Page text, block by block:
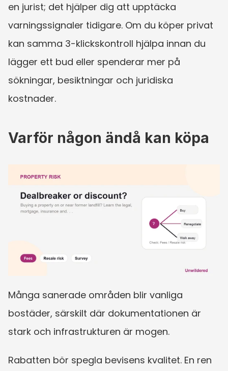
en jurist; det hjälper dig att upptäcka
varningssignaler tidigare. Om du köper privat
kan samma 3-klickskontroll hjälpa innan du
lägger ett bud eller spenderar mer på
sökningar, besiktningar och juridiska
kostnader.
Varför någon ändå kan köpa
Många sanerade områden blir vanliga
bostäder, särskilt där dokumentationen är
stark och infrastrukturen är mogen.
Rabatten bör spegla bevisens kvalitet. En ren